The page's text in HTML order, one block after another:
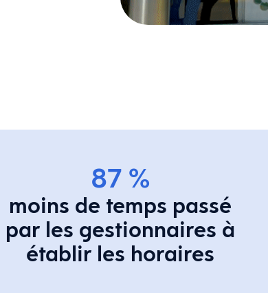
87 %
moins de temps passé
par les gestionnaires à
établir les horaires